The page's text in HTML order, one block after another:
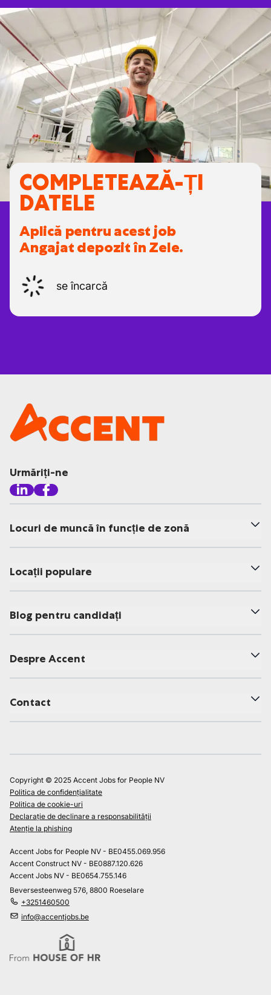
COMPLETEAZĂ-ȚI
DATELE
Aplică pentru acest job
Angajat depozit în Zele.
se încarcă
Urmăriți-ne
Locuri de muncă în funcție de zonă
Locații populare
Blog pentru candidați
Despre Accent
Contact
Copyright © 2025 Accent Jobs for People NV
Politica de confidențialitate
Politica de cookie-uri
Declarație de declinare a responsabilității
Atenție la phishing
Accent Jobs for People NV - BE0455.069.956
Accent Construct NV - BE0887.120.626
Accent Jobs NV - BE0654.755.146
Beversesteenweg 576, 8800 Roeselare
+3251460500
info@accentjobs.be